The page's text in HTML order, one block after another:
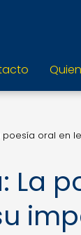
oral en
La